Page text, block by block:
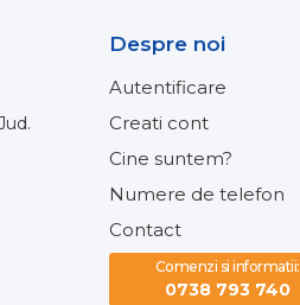
Despre noi
Autentificare
Creati cont
Cine suntem?
Numere de telefon
Contact
Comenzi si informatii:
0738 793 740